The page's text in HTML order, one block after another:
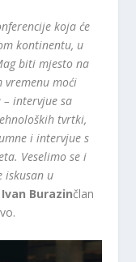
koja će
kontinentu, u
biti mjesto na
vremenu moći
intervjue sa
tvrtki,
i intervjue s
Veselimo se i
iskusan u
Ivan Burazinčlan